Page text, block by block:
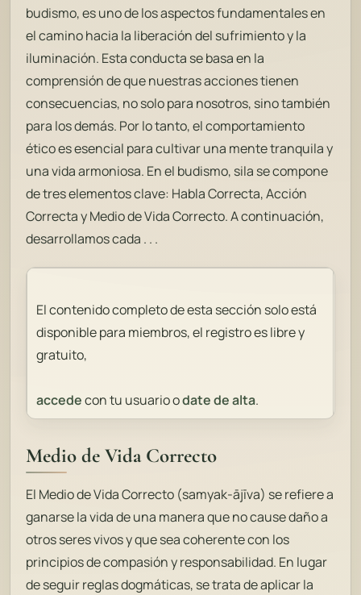
budismo, es uno de los aspectos fundamentales en
el camino hacia la liberación del sufrimiento y la
iluminación. Esta conducta se basa en la
comprensión de que nuestras acciones tienen
consecuencias, no solo para nosotros, sino también
para los demás. Por lo tanto, el comportamiento
ético es esencial para cultivar una mente tranquila y
una vida armoniosa. En el budismo, sila se compone
de tres elementos clave: Habla Correcta, Acción
Correcta y Medio de Vida Correcto. A continuación,
desarrollamos cada . . .
El contenido completo de esta sección solo está
disponible para miembros, el registro es libre y
gratuito,
accedecon tu usuario odate de alta.
Medio de Vida Correcto
El Medio de Vida Correcto (samyak-ājīva) se refiere a
ganarse la vida de una manera que no cause daño a
otros seres vivos y que sea coherente con los
principios de compasión y responsabilidad. En lugar
de seguir reglas dogmáticas, se trata de aplicar la